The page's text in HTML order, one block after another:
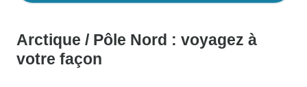
Arctique / Pôle Nord : voyagez à
votre façon